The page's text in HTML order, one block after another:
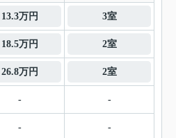
13.3万円 3室
18.5万円 2室
26.8万円 2室
- -
- -